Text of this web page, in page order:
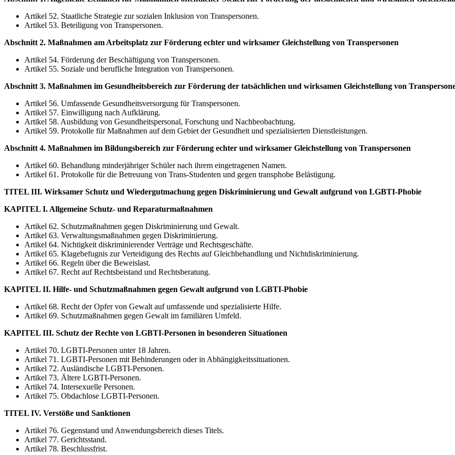
Artikel 52. Staatliche Strategie zur sozialen Inklusion von Transpersonen.
Artikel 53. Beteiligung von Transpersonen.
Abschnitt 2. Maßnahmen am Arbeitsplatz zur Förderung echter und wirksamer Gleichstellung von Transpersonen
Artikel 54. Förderung der Beschäftigung von Transpersonen.
Artikel 55. Soziale und berufliche Integration von Transpersonen.
Abschnitt 3. Maßnahmen im Gesundheitsbereich zur Förderung der tatsächlichen und wirksamen Gleichstellung von
Artikel 56. Umfassende Gesundheitsversorgung für Transpersonen.
Artikel 57. Einwilligung nach Aufklärung.
Artikel 58. Ausbildung von Gesundheitspersonal, Forschung und Nachbeobachtung.
Artikel 59. Protokolle für Maßnahmen auf dem Gebiet der Gesundheit und spezialisierten Dienstleistungen.
Abschnitt 4. Maßnahmen im Bildungsbereich zur Förderung echter und wirksamer Gleichstellung von Transpersonen
Artikel 60. Behandlung minderjähriger Schüler nach ihrem eingetragenen Namen.
Artikel 61. Protokolle für die Betreuung von Trans-Studenten und gegen transphobe Belästigung.
TITEL III. Wirksamer Schutz und Wiedergutmachung gegen Diskriminierung und Gewalt aufgrund von LGBTI-Phobie
KAPITEL I. Allgemeine Schutz- und Reparaturmaßnahmen
Artikel 62. Schutzmaßnahmen gegen Diskriminierung und Gewalt.
Artikel 63. Verwaltungsmaßnahmen gegen Diskriminierung.
Artikel 64. Nichtigkeit diskriminierender Verträge und Rechtsgeschäfte.
Artikel 65. Klagebefugnis zur Verteidigung des Rechts auf Gleichbehandlung und Nichtdiskriminierung.
Artikel 66. Regeln über die Beweislast.
Artikel 67. Recht auf Rechtsbeistand und Rechtsberatung.
KAPITEL II. Hilfe- und Schutzmaßnahmen gegen Gewalt aufgrund von LGBTI-Phobie
Artikel 68. Recht der Opfer von Gewalt auf umfassende und spezialisierte Hilfe.
Artikel 69. Schutzmaßnahmen gegen Gewalt im familiären Umfeld.
KAPITEL III. Schutz der Rechte von LGBTI-Personen in besonderen Situationen
Artikel 70. LGBTI-Personen unter 18 Jahren.
Artikel 71. LGBTI-Personen mit Behinderungen oder in Abhängigkeitssituationen.
Artikel 72. Ausländische LGBTI-Personen.
Artikel 73. Ältere LGBTI-Personen.
Artikel 74. Intersexuelle Personen.
Artikel 75. Obdachlose LGBTI-Personen.
TITEL IV. Verstöße und Sanktionen
Artikel 76. Gegenstand und Anwendungsbereich dieses Titels.
Artikel 77. Gerichtsstand.
Artikel 78. Beschlussfrist.